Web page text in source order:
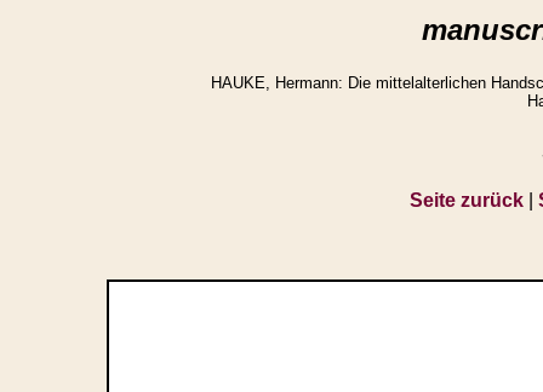
HAUKE, Hermann: Die mittelalterlichen
Seite zurück|